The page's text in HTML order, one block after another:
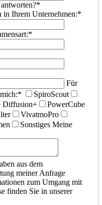
in Ihrem Unternehmen:*
Für
SpiroScout
Diffusion+
PowerCube
VivatmoPro
Sonstiges Meine
aus dem
meiner Anfrage
zum Umgang mit
finden Sie in unserer